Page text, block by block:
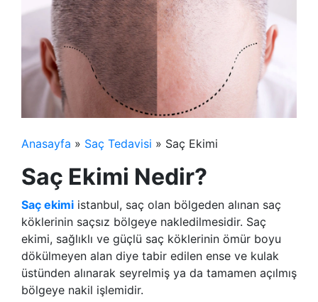
Anasayfa » Saç Tedavisi » Saç Ekimi
Saç Ekimi Nedir?
Saç ekimi istanbul, saç olan bölgeden alınan saç
köklerinin saçsız bölgeye nakledilmesidir. Saç
ekimi, sağlıklı ve güçlü saç köklerinin ömür boyu
dökülmeyen alan diye tabir edilen ense ve kulak
üstünden alınarak seyrelmiş ya da tamamen açılmış
bölgeye nakil işlemidir.